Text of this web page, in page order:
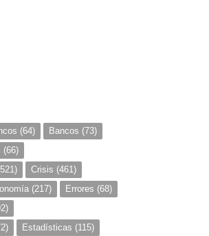
(64) Bancos (73)
(66)
Crisis (461)
(217) Errores (68)
Estadísticas (115)